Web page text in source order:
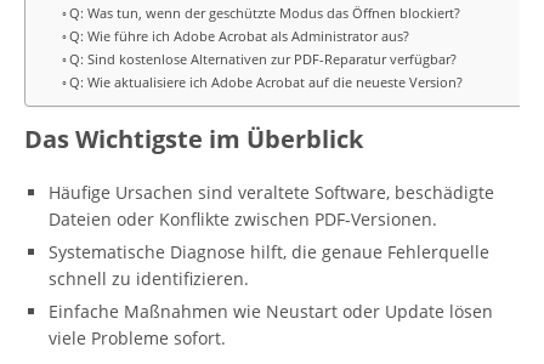
Q: Was tun, wenn der geschützte Modus das Öffnen blockiert?
Q: Wie führe ich Adobe Acrobat als Administrator aus?
Q: Sind kostenlose Alternativen zur PDF-Reparatur verfügbar?
Q: Wie aktualisiere ich Adobe Acrobat auf die neueste Version?
Das Wichtigste im Überblick
Häufige Ursachen sind veraltete Software, beschädigte
Dateien oder Konflikte zwischen PDF-Versionen.
Systematische Diagnose hilft, die genaue Fehlerquelle
schnell zu identifizieren.
Einfache Maßnahmen wie Neustart oder Update lösen
viele Probleme sofort.